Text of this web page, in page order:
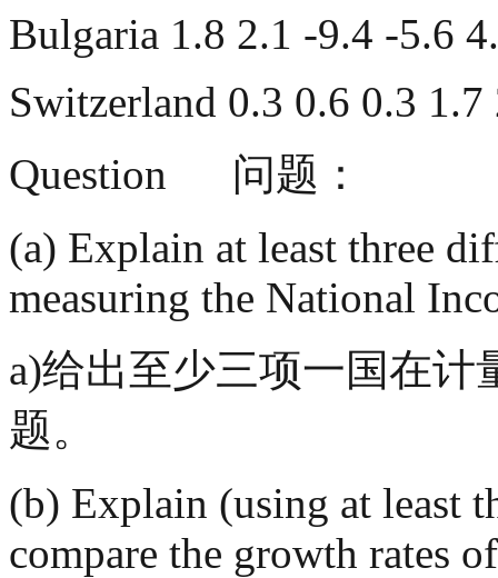
Bulgaria 1.8 2.1 -9.4 -
Switzerland 0.3 0.6
Question 问
(a) Explain at least three
measuring the National
a)给出至少三项一国在计
题。
(b) Explain (using at least
compare the growth rates